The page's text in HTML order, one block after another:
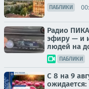
ПАБЛИКИ
Радио
эфиру — и
людей на
ПАБЛИКИ
С 8 на 9
ожидается: